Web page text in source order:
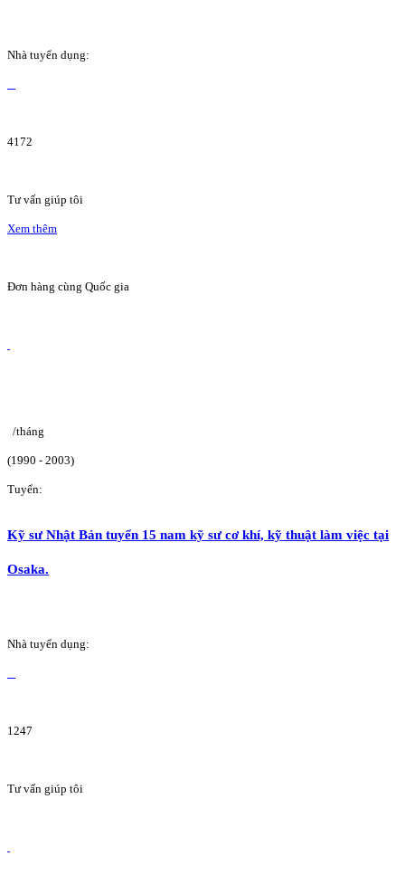
Nhà tuyển dụng:
4172
Tư vấn giúp tôi
Xem thêm
Đơn hàng cùng Quốc gia
/tháng
(1990 - 2003)
Tuyển:
Kỹ sư Nhật Bản tuyển 15 nam kỹ sư cơ khí, kỹ thuật làm việc tại
Osaka.
Nhà tuyển dụng:
1247
Tư vấn giúp tôi